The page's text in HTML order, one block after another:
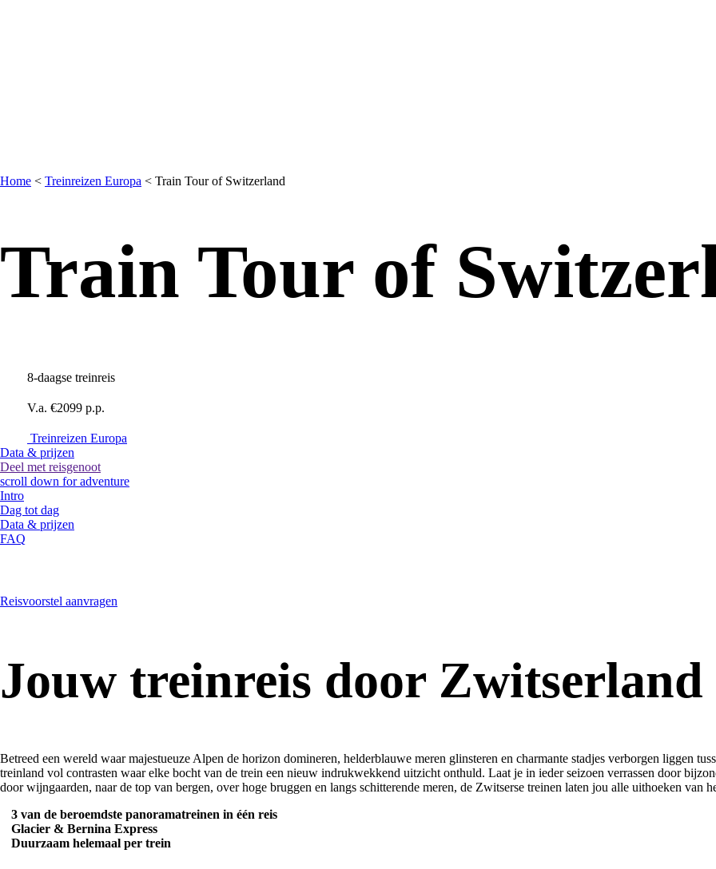
Home < Treinreizen Europa < Train Tour of Switzerland
Train Tour of
8-daagse treinreis
V.a. €2099 p.p.
Treinreizen Europa
Data & prijzen
Deel met reisgenoot
scroll down for adventure
Intro
Dag tot dag
Data & prijzen
FAQ
Reisvoorstel aanvragen
Jouw treinreis door Zwitserland
Betreed een wereld waar majestueuze Alpen de horizon domineren, helderblauwe meren glinsteren en charmante stadjes verborgen liggen
treinland vol contrasten waar elke bocht van de trein een nieuw indrukwekkend uitzicht onthuld. Laat je in ieder seizoen verrassen door
door wijngaarden, naar de top van bergen, over hoge bruggen en langs schitterende meren, de Zwitserse treinen laten jou alle uithoeken van
3 van de beroemdste panoramatreinen in één reis
Glacier & Bernina Express
Duurzaam helemaal per trein